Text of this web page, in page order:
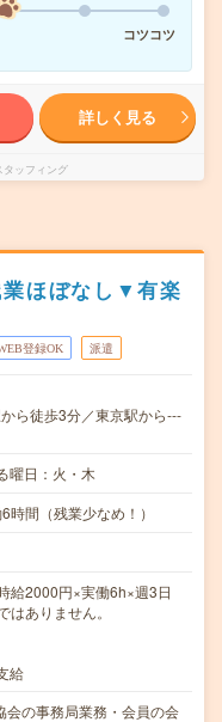
コツコツ
詳しく見る
ッフィング
ほぼなし▼有楽
登録OK 派遣
ら徒歩3分／東京駅から---
曜日：火・木
間（残業少なめ！）
2000円×実働6h×週3日
ありません。
給
会の事務局業務・会員の会